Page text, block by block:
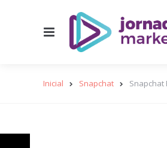
Inicial Snapchat Snapchat